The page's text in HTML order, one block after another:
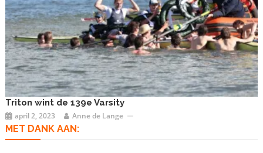
Triton wint de 139e Varsity
april 2, 2023 Anne de Lange
MET DANK AAN: